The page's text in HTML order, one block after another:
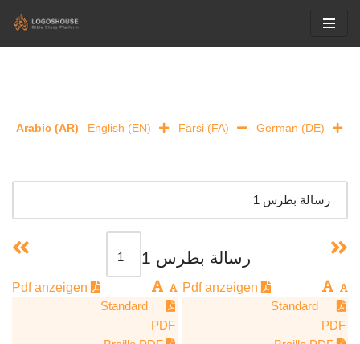
Arabic (AR) English (EN) Farsi (FA) German (DE)
رسالة بطرس 1
Standard
PDF
Standard
PDF